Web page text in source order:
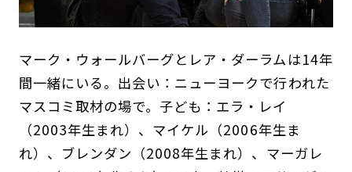
マーク・ウォールバーグとレア・ダーラムは14年
間一緒にいる。出会い：ニューヨークで行われた
マスコミ取材の場で。子ども：エラ・レイ
（2003年生まれ）、マイケル（2006年生ま
れ）、ブレンダン（2008年生まれ）、マーガレ